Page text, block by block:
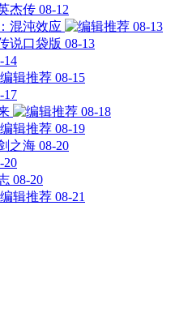
杰传 08-12
混沌效应
08-13
说口袋版 08-13
14
08-15
17
08-18
08-19
之海 08-20
20
08-20
08-21